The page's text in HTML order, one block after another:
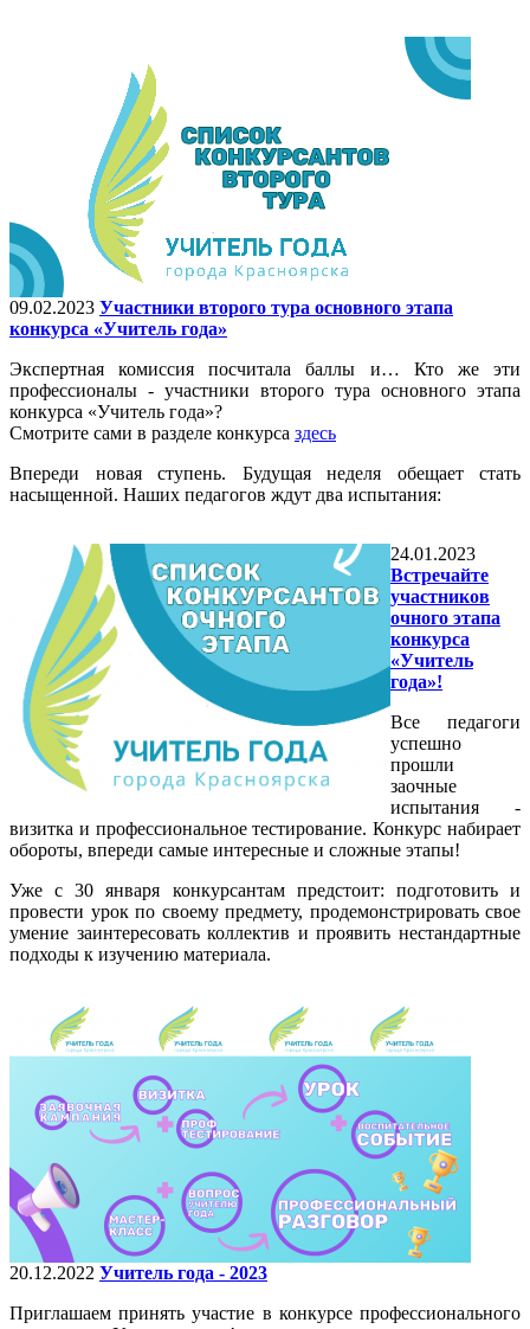
09.02.2023 Участники второго тура основного этапа
конкурса «Учитель года»
Экспертная комиссия посчитала баллы и… Кто же эти
профессионалы - участники второго тура основного этапа
конкурса «Учитель года»?
Смотрите сами в разделе конкурса здесь
Впереди новая ступень. Будущая неделя обещает стать
насыщенной. Наших педагогов ждут два испытания:
24.01.2023
Встречайте
участников
очного этапа
конкурса
«Учитель
года»!
Все педагоги
успешно
прошли
заочные
испытания -
визитка и профессиональное тестирование. Конкурс набирает
обороты, впереди самые интересные и сложные этапы!
Уже с 30 января конкурсантам предстоит: подготовить и
провести урок по своему предмету, продемонстрировать свое
умение заинтересовать коллектив и проявить нестандартные
подходы к изучению материала.
20.12.2022 Учитель года - 2023
Приглашаем принять участие в конкурсе профессионального